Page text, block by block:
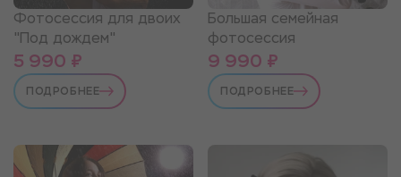
Фотосессия для двоих
"Под дождем"
5 990 ₽
ПОДРОБНЕЕ
Большая семейная
фотосессия
9 990 ₽
ПОДРОБНЕЕ